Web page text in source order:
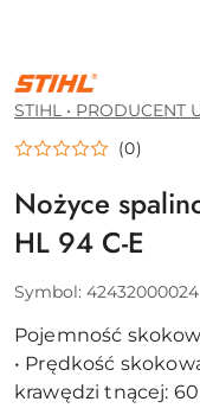
STIHL
•
PRODUCENT
URZĄDZEŃ
DO
PIELĘGNACJI
STIHL • PRODUCENT
(0)
Nożyce
HL 94 C-E
Symbol: 42432000024
Pojemność
• Prędkość
krawędzi tnącej: